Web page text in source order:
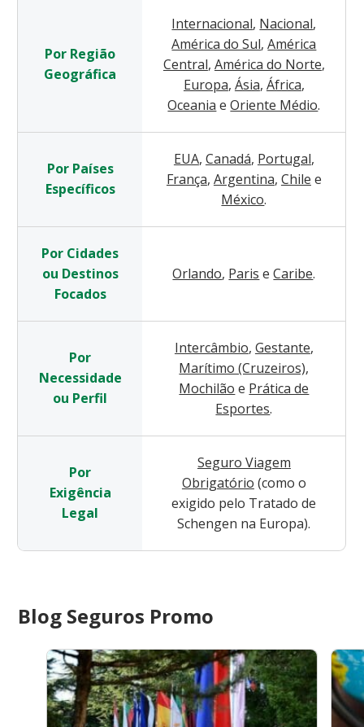
Por Região
Geográfica
Internacional, Nacional,
América do Sul, América
Central, América do Norte,
Europa, Ásia, África,
Oceania e Oriente Médio.
Por Países
Específicos
EUA, Canadá, Portugal,
França, Argentina, Chile e
México.
Por Cidades
ou Destinos
Focados
Orlando, Paris e Caribe.
Por
Necessidade
ou Perfil
Intercâmbio, Gestante,
Marítimo (Cruzeiros),
Mochilão e Prática de
Esportes.
Por
Exigência
Legal
Seguro Viagem
Obrigatório (como o
exigido pelo Tratado de
Schengen na Europa).
Blog Seguros Promo